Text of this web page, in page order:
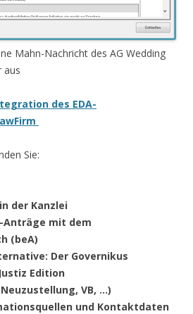
Mahn-Nachricht des AG Wedding
aus
des EDA-
Sie:
der Kanzlei
Anträge mit dem
(beA)
Der Governikus
Edition
VB, …)
und Kontaktdaten